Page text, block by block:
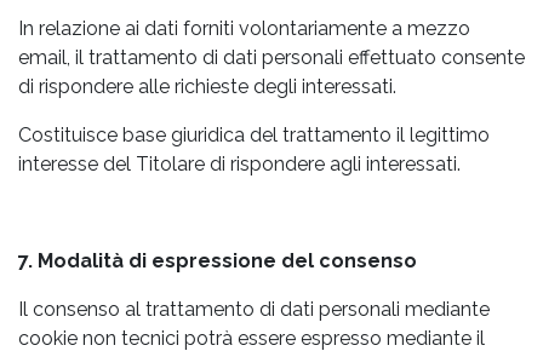
In relazione ai dati forniti volontariamente a mezzo
email, il trattamento di dati personali effettuato consente
di rispondere alle richieste degli interessati.
Costituisce base giuridica del trattamento il legittimo
interesse del Titolare di rispondere agli interessati.
7. Modalità di espressione del consenso
Il consenso al trattamento di dati personali mediante
cookie non tecnici potrà essere espresso mediante il